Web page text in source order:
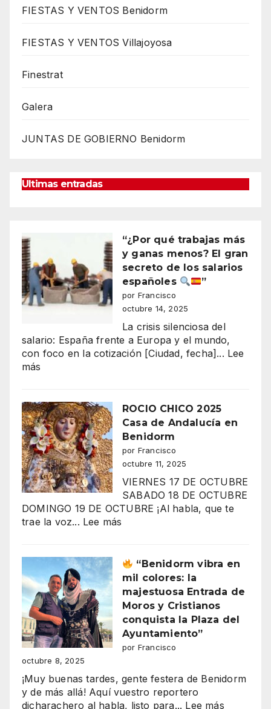
FIESTAS Y VENTOS Benidorm
FIESTAS Y VENTOS Villajoyosa
Finestrat
Galera
JUNTAS DE GOBIERNO Benidorm
Ultimas entradas
“¿Por qué trabajas más
y ganas menos? El gran
secreto de los salarios
españoles
”
por Francisco
octubre 14, 2025
La crisis silenciosa del
salario: España frente a Europa y el mundo,
con foco en la cotización [Ciudad, fecha]... Lee
más
trabajas
más
y
ganas
menos?
El
gran
de
los
”
ROCIO CHICO 2025
Casa de Andalucía en
Benidorm
por Francisco
octubre 11, 2025
VIERNES 17 DE OCTUBRE
SABADO 18 DE OCTUBRE
DOMINGO 19 DE OCTUBRE ¡Al habla, que te
trae la voz... Lee más
2025
Casa
de
Andalucía
en
Benidorm
“Benidorm vibra en
mil colores: la
majestuosa Entrada de
Moros y Cristianos
conquista la Plaza del
Ayuntamiento”
por Francisco
octubre 8, 2025
¡Muy buenas tardes, gente festera de Benidorm
y de más allá! Aquí vuestro reportero
dicharachero al habla, listo para... Lee más: